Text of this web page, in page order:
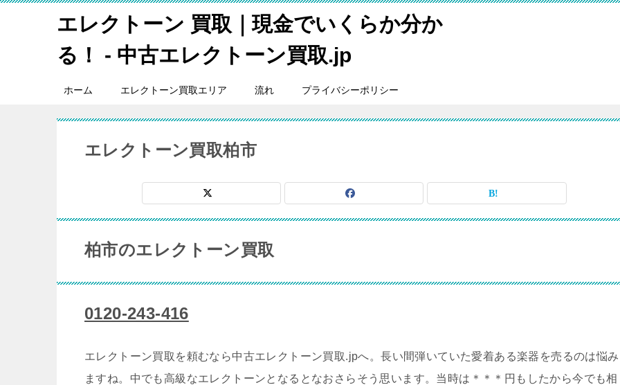
エレクトーン 買取｜現金でいくらか分か
る！ - 中古エレクトーン買取.jp
ホーム エレクトーン買取エリア 流れ プライバシーポリシー
エレクトーン買取柏市
柏市のエレクトーン買取
0120-243-416
エレクトーン買取を頼むなら中古エレクトーン買取.jpへ。長い間弾いていた愛着ある楽器を売るのは悩み
ますね。中でも高級なエレクトーンとなるとなおさらそう思います。当時は＊＊＊円もしたから今でも相